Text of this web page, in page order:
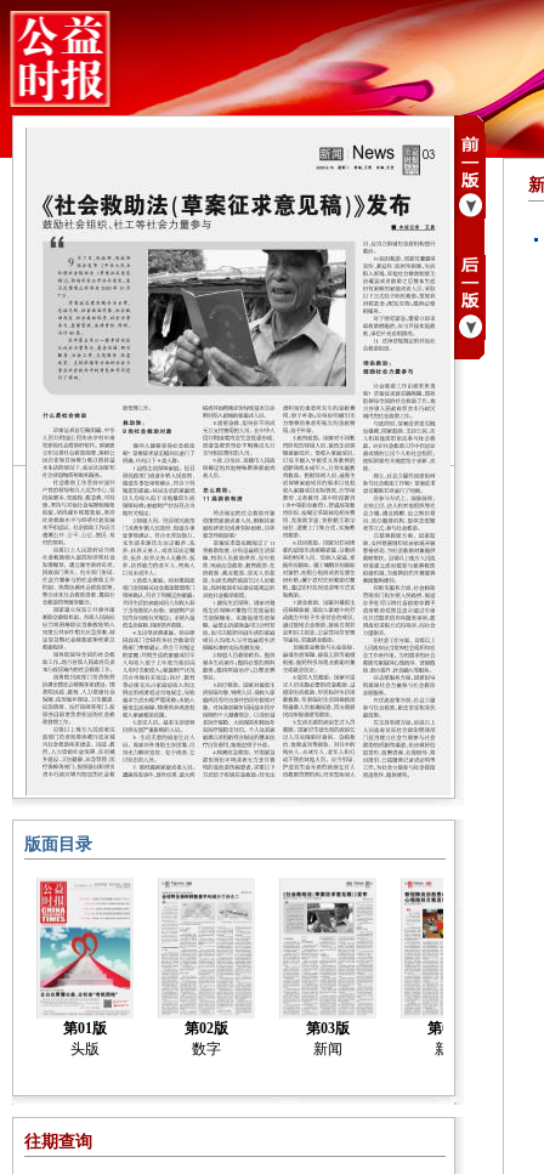
版面目录
第01版
头版
第02版
数字
第03版
新闻
第04版
新闻
往期查询